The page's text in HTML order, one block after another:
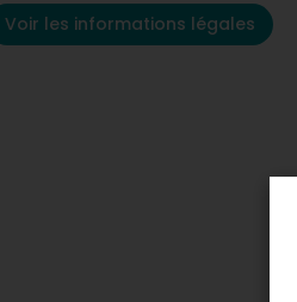
Voir les informations légales